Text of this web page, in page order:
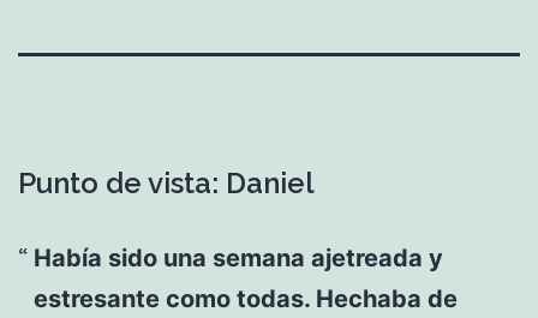
Punto de vista: Daniel
Había sido una semana ajetreada y
estresante como todas. Hechaba de